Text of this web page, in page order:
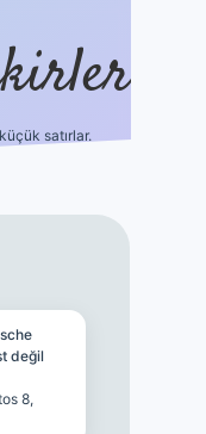
satırlar.
değil
8,
ilbet güncel